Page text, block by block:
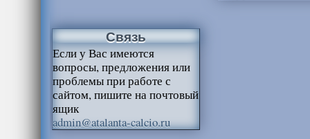
Связь
Если у Вас имеются
вопросы, предложения или
проблемы при работе с
сайтом, пишите на почтовый
ящик
admin@atalanta-calcio.ru